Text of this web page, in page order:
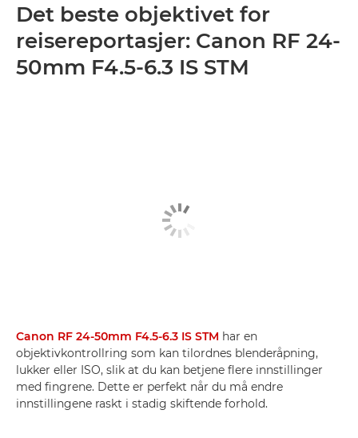
Det beste objektivet for
reisereportasjer: Canon RF 24-
50mm F4.5-6.3 IS STM
Canon RF 24-50mm F4.5-6.3 IS STM har en
objektivkontrollring som kan tilordnes blenderåpning,
lukker eller ISO, slik at du kan betjene flere innstillinger
med fingrene. Dette er perfekt når du må endre
innstillingene raskt i stadig skiftende forhold.